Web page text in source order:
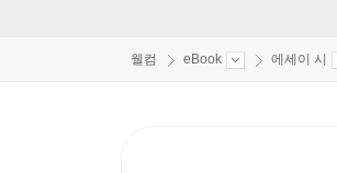
웰컴 eBook 에세이 시